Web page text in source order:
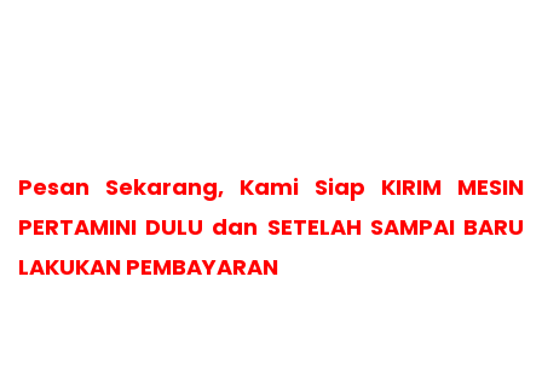
Pesan Sekarang, Kami Siap KIRIM MESIN
PERTAMINI DULU dan SETELAH SAMPAI BARU
LAKUKAN PEMBAYARAN